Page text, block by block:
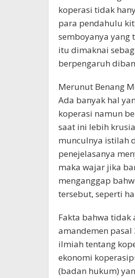
koperasi tidak
para pendahulu
semboyanya yang
itu dimaknai
berpengaruh
Merunut Benang
Ada banyak hal
koperasi namun
saat ini lebih
munculnya istilah
penejelasanya
maka wajar jika
menganggap
tersebut, seperti
Fakta bahwa tidak
amandemen pasal
ilmiah tentang
ekonomi
(badan hukum)